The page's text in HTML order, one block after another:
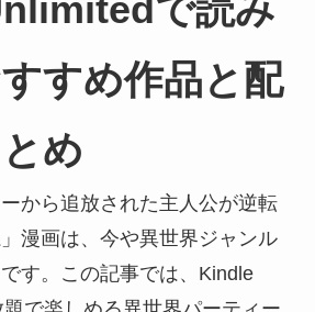
で読み
すめ作品と配
め
から追放された主人公が逆転
漫画は、今や異世界ジャンル
す。この記事では、Kindle